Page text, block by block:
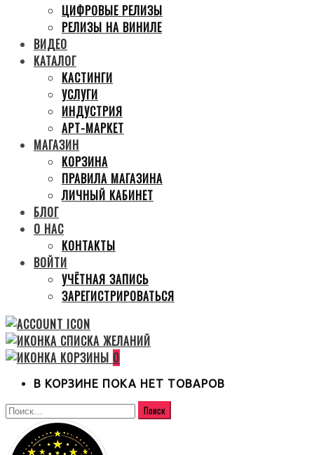
ЦИФРОВЫЕ РЕЛИЗЫ
РЕЛИЗЫ НА ВИНИЛЕ
ВИДЕО
КАТАЛОГ
КАСТИНГИ
УСЛУГИ
ИНДУСТРИЯ
АРТ-МАРКЕТ
МАГАЗИН
КОРЗИНА
ПРАВИЛА МАГАЗИНА
ЛИЧНЫЙ КАБИНЕТ
БЛОГ
О НАС
КОНТАКТЫ
ВОЙТИ
УЧЁТНАЯ ЗАПИСЬ
ЗАРЕГИСТРИРОВАТЬСЯ
0
В КОРЗИНЕ ПОКА НЕТ ТОВАРОВ